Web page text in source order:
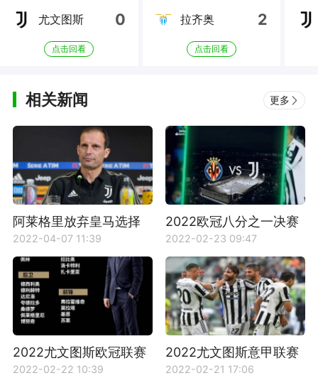
尤文图斯 0
点击回看
拉齐奥 2
点击回看
相关新闻 更多
阿莱格里放弃皇马选择
尤文原因
2022-04-07 11:39
2022欧冠八分之一决赛
比利亚雷亚尔VS尤文图
斯比赛回放
2022-02-23 09:47
2022尤文图斯欧冠联赛
球员名单介绍
2022-02-22 10:39
2022尤文图斯意甲联赛
积分情况
2022-02-21 17:06